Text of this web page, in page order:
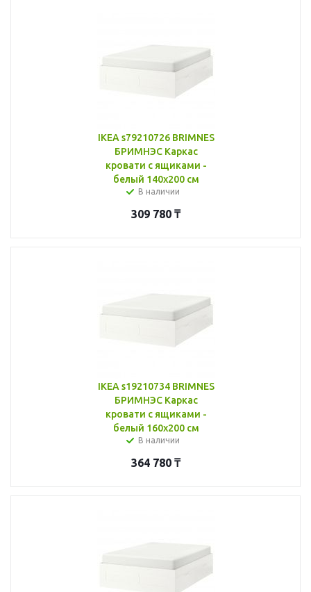
IKEA s79210726 BRIMNES
БРИМНЭС Каркас
кровати с ящиками -
белый 140x200 см
В наличии
309 780 ₸
IKEA s19210734 BRIMNES
БРИМНЭС Каркас
кровати с ящиками -
белый 160x200 см
В наличии
364 780 ₸